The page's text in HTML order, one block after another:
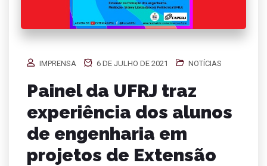
IMPRENSA 6 DE JULHO DE 2021 NOTÍCIAS
Painel da UFRJ traz
experiência dos alunos
de engenharia em
projetos de Extensão